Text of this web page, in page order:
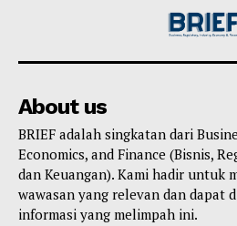
About us
BRIEF adalah singkatan dari
Economics, and Finance (Bisnis,
dan Keuangan). Kami hadir untuk
wawasan yang relevan dan dapat
informasi yang melimpah ini.